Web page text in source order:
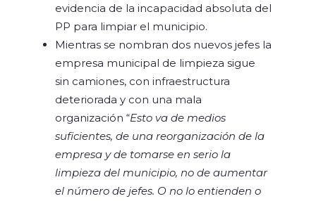
evidencia de la incapacidad absoluta del
PP para limpiar el municipio.
Mientras se nombran dos nuevos jefes la
empresa municipal de limpieza sigue
sin camiones, con infraestructura
deteriorada y con una mala
organización “Esto va de medios
suficientes, de una reorganización de la
empresa y de tomarse en serio la
limpieza del municipio, no de aumentar
el número de jefes. O no lo entienden o